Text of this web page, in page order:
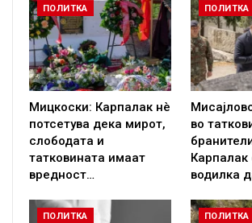
ПОЛИТКА
Мицкоски: Карпалак нè
потсетува дека мирот,
слободата и
татковината имаат
вредност…
ПОЛИТКА
во
водилка
ПОЛИТКА ПОЛИТКА